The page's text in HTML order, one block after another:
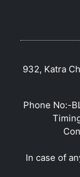
932, Katra
Phone No:-
In case of